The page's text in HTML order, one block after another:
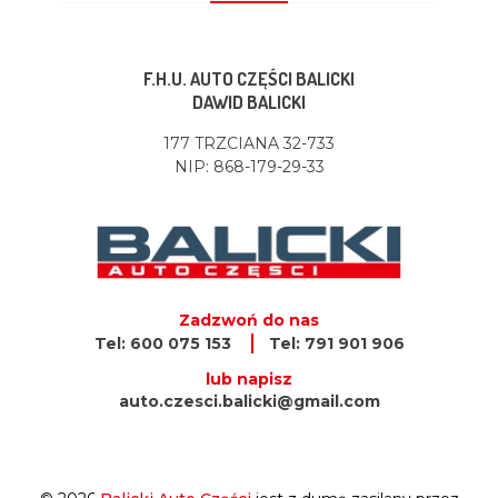
F.H.U. AUTO CZĘŚCI BALICKI
DAWID BALICKI
177 TRZCIANA 32-733
NIP: 868-179-29-33
Zadzwoń do nas
Tel: 600 075 153
Tel: 791 901 906
lub napisz
auto.czesci.balicki@gmail.com